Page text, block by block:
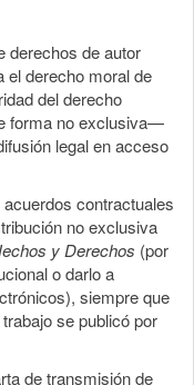
derechos de autor
el derecho moral de
del derecho
forma no exclusiva—
legal en acceso
contractuales
no exclusiva
y Derechos (por
o darlo a
siempre que
se publicó por
de transmisión de